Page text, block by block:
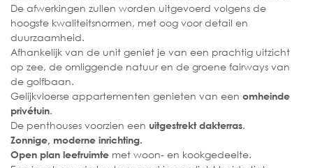
De afwerkingen zullen worden uitgevoerd volgens de
hoogste kwaliteitsnormen, met oog voor detail en
duurzaamheid.
Afhankelijk van de unit geniet je van een prachtig uitzicht
op zee, de omliggende natuur en de groene fairways van
de golfbaan.
Gelijkvloerse appartementen genieten van een omheinde
privétuin.
De penthouses voorzien een uitgestrekt dakterras.
Zonnige, moderne inrichting.
Open plan leefruimte met woon- en kookgedeelte.